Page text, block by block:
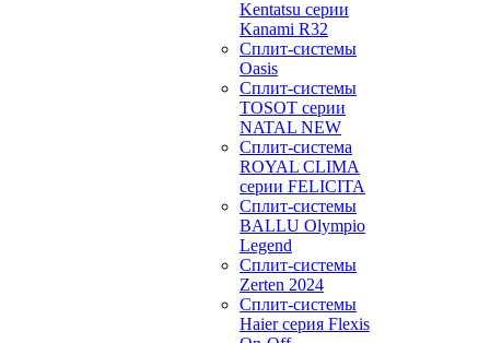
Kentatsu серии
Kanami R32
Сплит-системы
Oasis
Сплит-системы
TOSOT серии
NATAL NEW
Сплит-система
ROYAL CLIMA
серии FELICITA
Сплит-системы
BALLU Olympio
Legend
Сплит-системы
Zerten 2024
Сплит-системы
Haier серия Flexis